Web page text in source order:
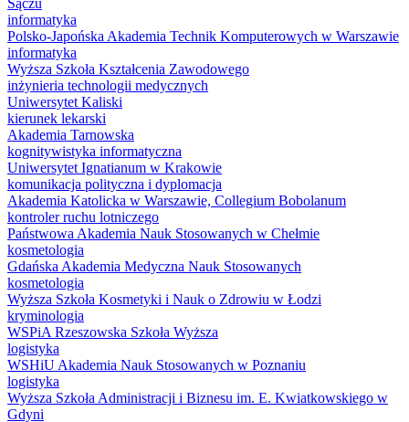
informatyka
Polsko-Japońska Akademia Technik Komputerowych w Warszawie
informatyka
Wyższa Szkoła Kształcenia Zawodowego
inżynieria technologii medycznych
Uniwersytet Kaliski
kierunek lekarski
Akademia Tarnowska
kognitywistyka informatyczna
Uniwersytet Ignatianum w Krakowie
komunikacja polityczna i dyplomacja
Akademia Katolicka w Warszawie, Collegium Bobolanum
kontroler ruchu lotniczego
Państwowa Akademia Nauk Stosowanych w Chełmie
kosmetologia
Gdańska Akademia Medyczna Nauk Stosowanych
kosmetologia
Wyższa Szkoła Kosmetyki i Nauk o Zdrowiu w Łodzi
kryminologia
WSPiA Rzeszowska Szkoła Wyższa
logistyka
WSHiU Akademia Nauk Stosowanych w Poznaniu
logistyka
Wyższa Szkoła Administracji i Biznesu im. E. Kwiatkowskiego w
Gdyni